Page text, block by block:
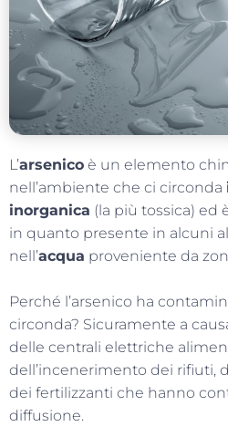
L’arsenico è un elemento
nell’ambiente che ci circonda
inorganica (la più tossica) ed
in quanto presente in alcuni
nell’acqua proveniente da
Perché l’arsenico ha
circonda? Sicuramente a
delle centrali elettriche
dell’incenerimento dei rifiuti,
dei fertilizzanti che hanno
diffusione.